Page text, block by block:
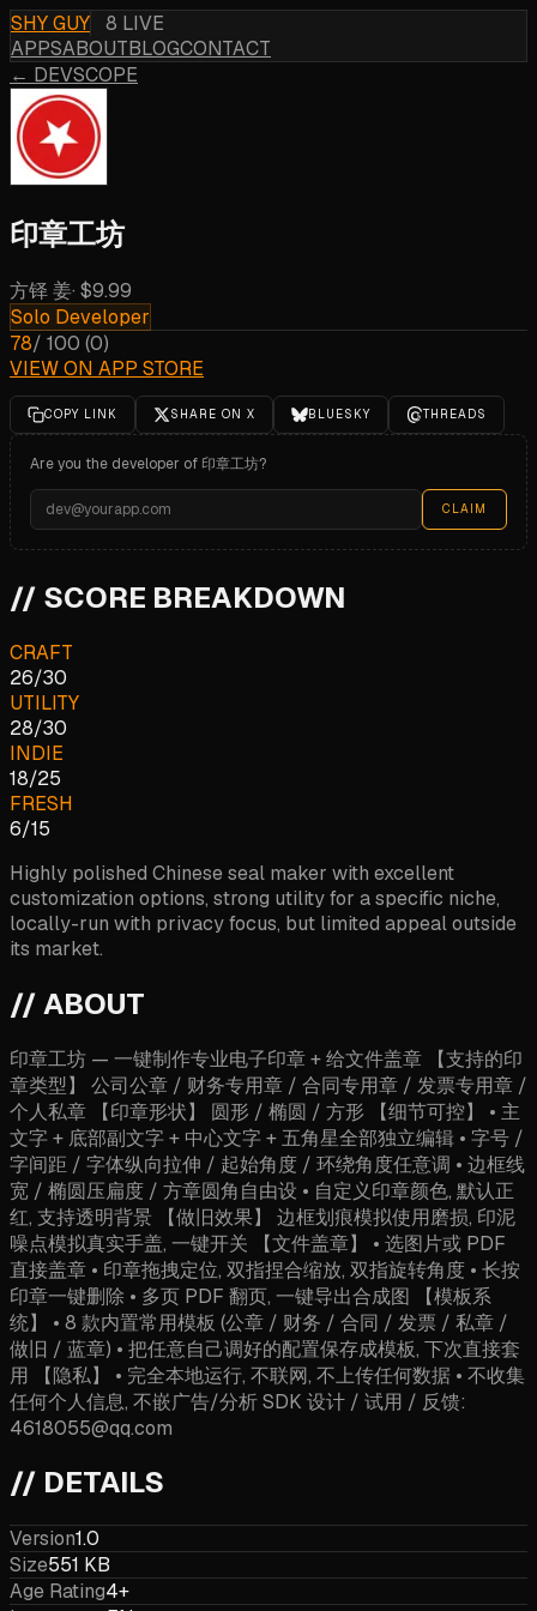
SHY GUY
8 LIVE
APPSABOUTBLOGCONTACT
← DEVSCOPE
印章工坊
方铎 姜· $9.99
Solo Developer
78/ 100 (0)
VIEW ON APP STORE
COPY LINK SHARE ON X BLUESKY THREADS
Are you the developer of 印章工坊?
CLAIM
// SCORE BREAKDOWN
CRAFT
26/30
UTILITY
28/30
INDIE
18/25
FRESH
6/15
Highly polished Chinese seal maker with excellent
customization options, strong utility for a specific niche,
locally-run with privacy focus, but limited appeal outside
its market.
// ABOUT
印章工坊 — 一键制作专业电子印章 + 给文件盖章 【支持的印
章类型】 公司公章 / 财务专用章 / 合同专用章 / 发票专用章 /
个人私章 【印章形状】 圆形 / 椭圆 / 方形 【细节可控】 • 主
文字 + 底部副文字 + 中心文字 + 五角星全部独立编辑 • 字号 /
字间距 / 字体纵向拉伸 / 起始角度 / 环绕角度任意调 • 边框线
宽 / 椭圆压扁度 / 方章圆角自由设 • 自定义印章颜色, 默认正
红, 支持透明背景 【做旧效果】 边框划痕模拟使用磨损, 印泥
噪点模拟真实手盖, 一键开关 【文件盖章】 • 选图片或 PDF
直接盖章 • 印章拖拽定位, 双指捏合缩放, 双指旋转角度 • 长按
印章一键删除 • 多页 PDF 翻页, 一键导出合成图 【模板系
统】 • 8 款内置常用模板 (公章 / 财务 / 合同 / 发票 / 私章 /
做旧 / 蓝章) • 把任意自己调好的配置保存成模板, 下次直接套
用 【隐私】 • 完全本地运行, 不联网, 不上传任何数据 • 不收集
任何个人信息, 不嵌广告/分析 SDK 设计 / 试用 / 反馈:
4618055@qq.com
// DETAILS
Version1.0
Size551 KB
Age Rating4+